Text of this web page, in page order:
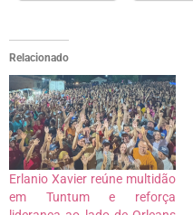
Relacionado
Erlanio Xavier reúne multidão
em Tuntum e reforça